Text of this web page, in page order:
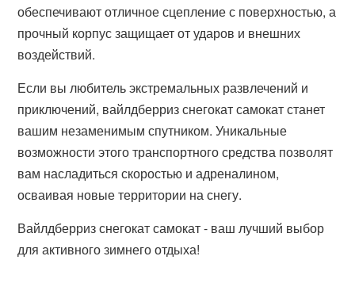
обеспечивают отличное сцепление с поверхностью, а
прочный корпус защищает от ударов и внешних
воздействий.
Если вы любитель экстремальных развлечений и
приключений, вайлдберриз снегокат самокат станет
вашим незаменимым спутником. Уникальные
возможности этого транспортного средства позволят
вам насладиться скоростью и адреналином,
осваивая новые территории на снегу.
Вайлдберриз снегокат самокат - ваш лучший выбор
для активного зимнего отдыха!